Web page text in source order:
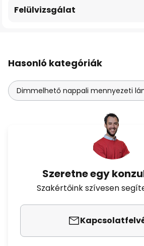
Felülvizsgálat
Hasonló kategóriák
Dimmelhető nappali mennyezeti
Szeretne egy
Szakértőink szívesen